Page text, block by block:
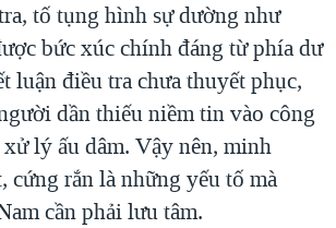
tố tụng hình sự dường như
bức xúc chính đáng từ phía dư
luận điều tra chưa thuyết phục,
dần thiếu niềm tin vào công
lý ấu dâm. Vậy nên, minh
cứng rắn là những yếu tố mà
cần phải lưu tâm.